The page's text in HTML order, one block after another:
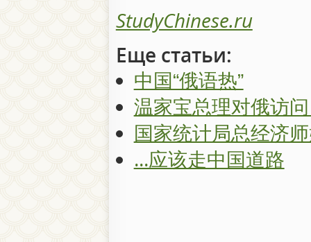
StudyChinese.ru
Еще статьи:
中国“俄语热”
温家宝总理对俄访
国家统计局总经济
...应该走中国道路